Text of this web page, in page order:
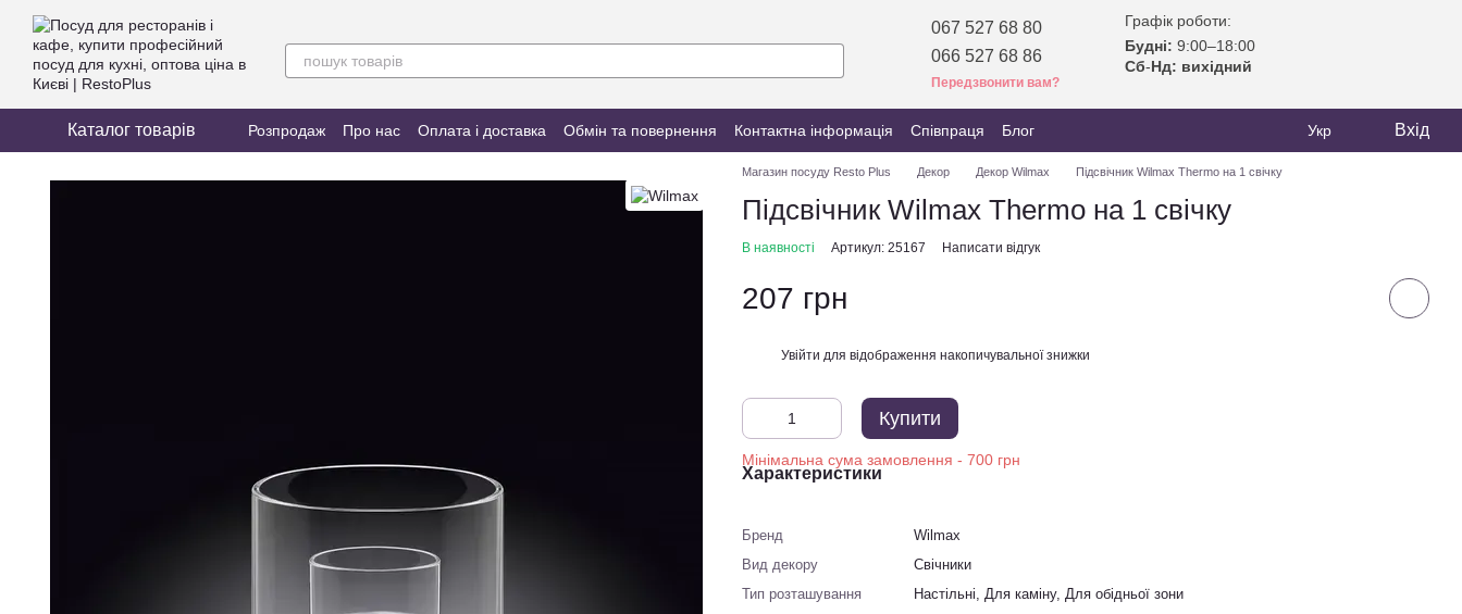
Перейти до основного контенту
067 527 68 80
066 527 68 86
Передзвонити вам?
Графік роботи:
Будні: 9:00–18:00
Сб-Нд: вихідний
Каталог товарів Розпродаж Про нас Оплата і доставка Обмін та повернення Контактна інформація Співпраця Блог Укр Вхід
Магазин посуду Resto Plus Декор Декор Wilmax Підсвічник Wilmax Thermo на 1 свічку
Підсвічник Wilmax Thermo на 1 свічку
В наявності Артикул: 25167 Написати відгук
207 грн
Увійти для відображення накопичувальної знижки
Купити
Характеристики
Бренд
Wilmax
Вид декору
Свічники
Тип розташування
Настільні, Для каміну, Для обідньої зони